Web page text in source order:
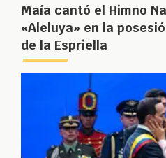
Maía cantó el Himno
«Aleluya» en la
de la Espriella